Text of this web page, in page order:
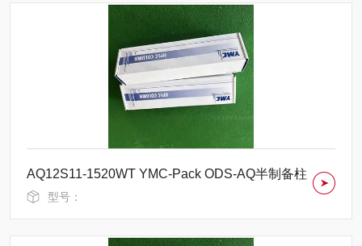
AQ12S11-1520WT YMC-Pack ODS-AQ半制备柱
型号：